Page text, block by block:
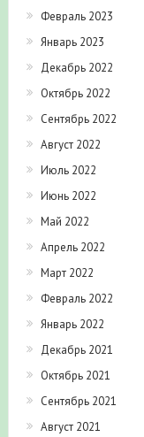
Февраль 2023
Январь 2023
Декабрь 2022
Октябрь 2022
Сентябрь 2022
Август 2022
Июль 2022
Июнь 2022
Май 2022
Апрель 2022
Март 2022
Февраль 2022
Январь 2022
Декабрь 2021
Октябрь 2021
Сентябрь 2021
Август 2021